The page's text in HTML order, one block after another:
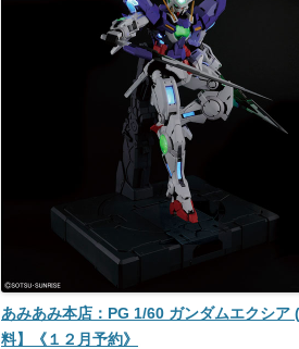
あみあみ本店：PG 1/60 ガンダムエクシ
料】《１２月予約》